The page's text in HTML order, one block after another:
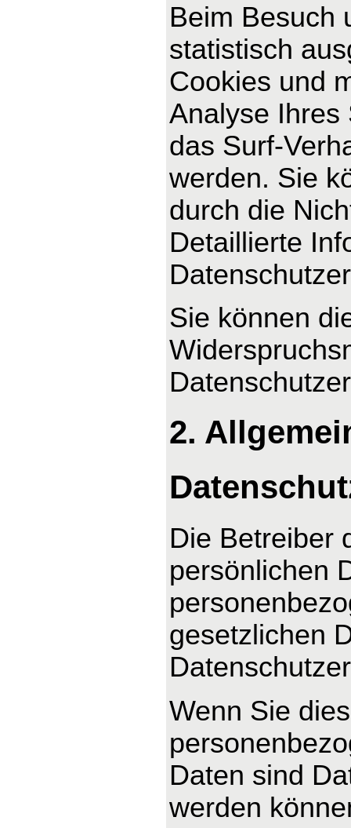
Beim Besuch
statistisch
Cookies und
Analyse Ihres
das Surf-
werden. Sie
durch die
Detaillierte
Sie können
2.
Die Betreiber
persönlichen
gesetzlichen
Wenn Sie
Daten sind
werden